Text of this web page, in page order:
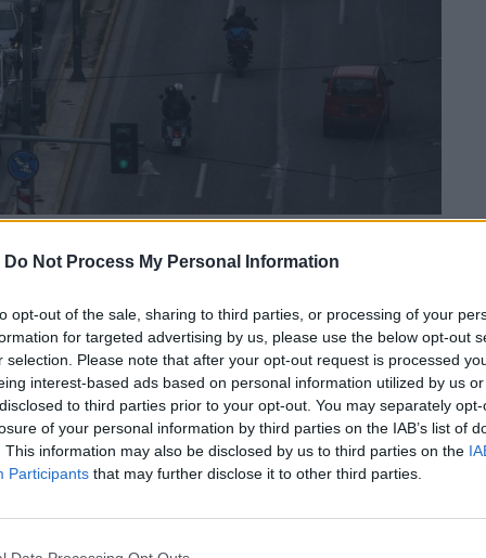
Do Not Process My Personal Information
opt-out of the sale, sharing to third parties, or processing of your
for targeted advertising by us, please use the below opt-out
selection. Please note that after your opt-out request is processed
interest-based ads based on personal information utilized by us
to third parties prior to your opt-out. You may separately
of your personal information by third parties on the IAB’s list of
This information may also be disclosed by us to third parties on the
Participants that may further disclose it to other third parties.
έκτακτεςκυκλοφοριακές ρυθμίσειςστο κέντρο
έχουν προγραμματιστεί για τα 15 χρόνια από
μαθητές, φοιτητές και εκπαιδευτικοί,
να κάνουν πορεία προς το Σύνταγμα.